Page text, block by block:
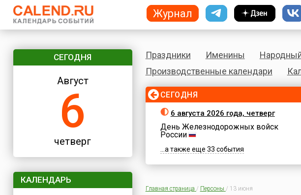
СЕГОДНЯ
Август
6
четверг
КАЛЕНДАРЬ
Праздники Именины
Производственные календари
СЕГОДНЯ
6 августа 2026 года, четверг
День Железнодорожных войск
России
...а также еще 33 события
Главная страница / Персоны / 13 июня
Журнал